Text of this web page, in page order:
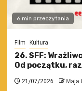
6 min przeczytania
Film Kultura
26. SFF:
Od początku,
21/07/2026 Maja